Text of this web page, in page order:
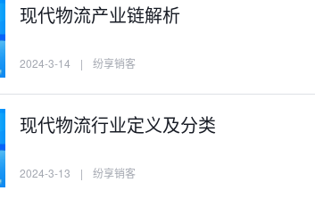
现代物流产业链解析
2024-3-14 | 纷享销客
现代物流行业定义及分类
2024-3-13 | 纷享销客